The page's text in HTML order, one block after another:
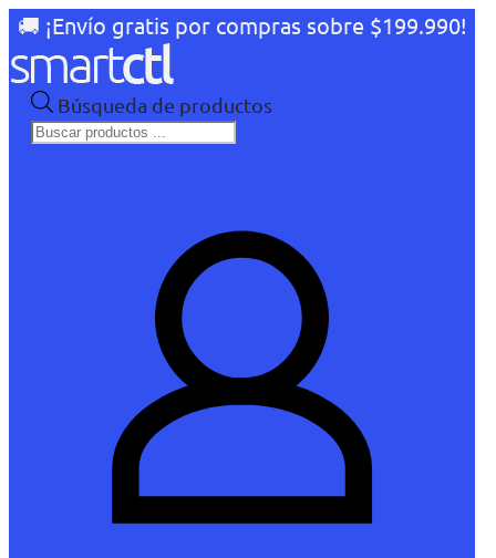
🚚 ¡Envío gratis por compras sobre $199.990!
Búsqueda de productos